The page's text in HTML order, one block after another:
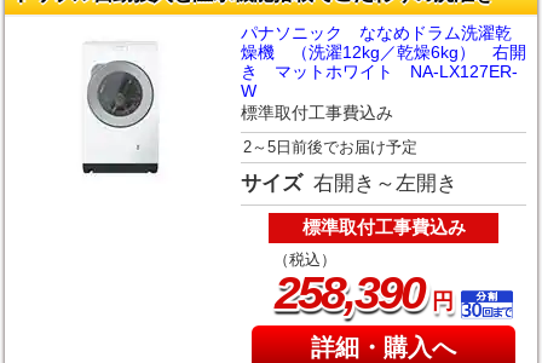
パナソニック ななめドラム洗濯乾
燥機 （洗濯12kg／乾燥6kg） 右開
き マットホワイト NA-LX127ER-
W
標準取付工事費込み
2～5日前後でお届け予定
サイズ 右開き～左開き
標準取付工事費込み
（税込）
258,390円
詳細・購入へ